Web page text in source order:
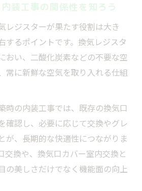
快適さを保つ定期的な交換習慣
果たす室内空気質改善の秘密
現する給気レジスターの空気
ーが花粉や汚れを防ぐ仕組み
るシックハウス症候群対策の
ジスターで快適な空気の流れを
や異音時の内装工事対策
装工事の関係性を知ろう
レジスターが果たす役割は大き
するポイントです。換気レジスタ
おい、二酸化炭素などの不要な空
常に新鮮な空気を取り入れる仕組
時の内装工事では、既存の換気口
確認し、必要に応じて交換やグレ
が、長期的な快適性につながりま
交換や、換気口カバー室内交換と
の美しさだけでなく機能面の向上